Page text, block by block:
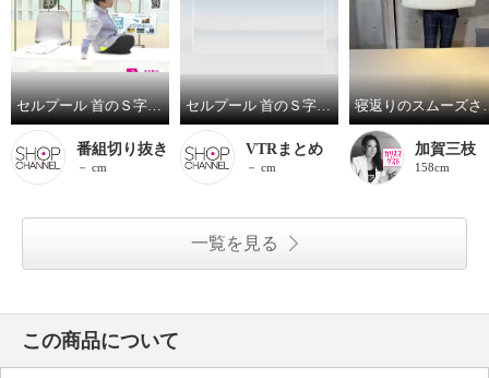
セルプール 首のＳ字ラインをキープ！ 理想的な寝姿勢を目指す枕 “フォー・ユア・ ネック・ピロー” チューブカバー付
番組切り抜き
－ cm
セルプール 首のＳ字ラインをキープ！ 理想的な寝姿勢を目指す枕 “フォー・ユア・ ネック・ピロー” チューブカバー付
VTRまとめ
－ cm
寝返りの
加賀三枝
158cm
一覧を見る
この商品について